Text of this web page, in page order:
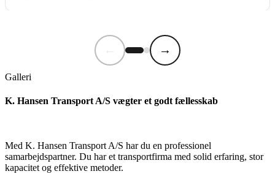
→
Galleri
K. Hansen Transport A/S vægter et godt fællesskab
Med K. Hansen Transport A/S har du en professionel
samarbejdspartner. Du har et transportfirma med solid erfaring, stor
kapacitet og effektive metoder.